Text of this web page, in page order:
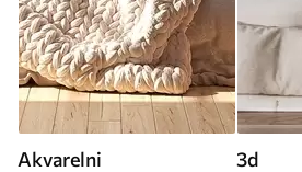
Akvarelni 3d